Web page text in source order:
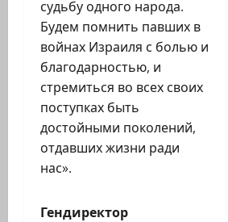
судьбу одного народа.
Будем помнить павших в
войнах Израиля с болью и
благодарностью, и
стремиться во всех своих
поступках быть
достойными поколений,
отдавших жизни ради
нас».
Гендиректор